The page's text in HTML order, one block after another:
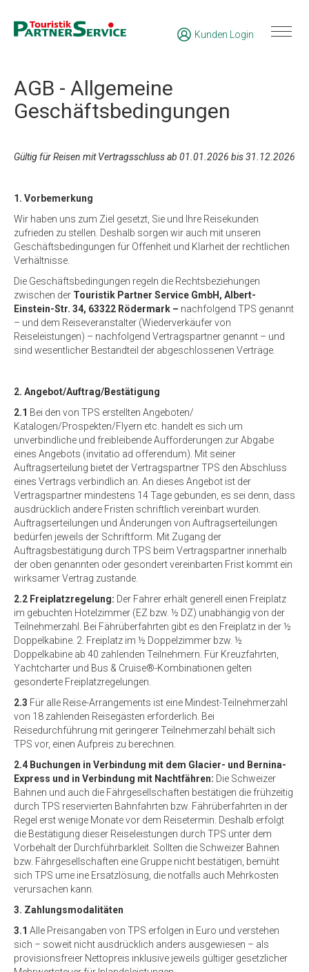
Kunden Login
AGB - Allgemeine
Geschäftsbedingungen
Gültig für Reisen mit Vertragsschluss ab 01.01.2026 bis 31.12.2026
1. Vorbemerkung
Wir haben uns zum Ziel gesetzt, Sie und Ihre Reisekunden
zufrieden zu stellen. Deshalb sorgen wir auch mit unseren
Geschäftsbedingungen für Offenheit und Klarheit der rechtlichen
Verhältnisse.
Die Geschäftsbedingungen regeln die Rechtsbeziehungen
zwischen der Touristik Partner Service GmbH, Albert-
Einstein-Str. 34, 63322 Rödermark – nachfolgend TPS genannt
– und dem Reiseveranstalter (Wiederverkäufer von
Reiseleistungen) – nachfolgend Vertragspartner genannt – und
sind wesentlicher Bestandteil der abgeschlossenen Verträge.
2. Angebot/Auftrag/Bestätigung
2.1 Bei den von TPS erstellten Angeboten/
Katalogen/Prospekten/Flyern etc. handelt es sich um
unverbindliche und freibleibende Aufforderungen zur Abgabe
eines Angebots (invitatio ad offerendum). Mit seiner
Auftragserteilung bietet der Vertragspartner TPS den Abschluss
eines Vertrags verbindlich an. An dieses Angebot ist der
Vertragspartner mindestens 14 Tage gebunden, es sei denn, dass
ausdrücklich andere Fristen schriftlich vereinbart wurden.
Auftragserteilungen und Änderungen von Auftragserteilungen
bedürfen jeweils der Schriftform. Mit Zugang der
Auftragsbestätigung durch TPS beim Vertragspartner innerhalb
der oben genannten oder gesondert vereinbarten Frist kommt ein
wirksamer Vertrag zustande.
2.2 Freiplatzregelung: Der Fahrer erhält generell einen Freiplatz
im gebuchten Hotelzimmer (EZ bzw. ½ DZ) unabhängig von der
Teilnehmerzahl. Bei Fährüberfahrten gibt es den Freiplatz in der ½
Doppelkabine. 2. Freiplatz im ½ Doppelzimmer bzw. ½
Doppelkabine ab 40 zahlenden Teilnehmern. Für Kreuzfahrten,
Yachtcharter und Bus & Cruise®-Kombinationen gelten
gesonderte Freiplatzregelungen.
2.3 Für alle Reise-Arrangements ist eine Mindest-Teilnehmerzahl
von 18 zahlenden Reisegästen erforderlich. Bei
Reisedurchführung mit geringerer Teilnehmerzahl behält sich
TPS vor, einen Aufpreis zu berechnen.
2.4 Buchungen in Verbindung mit dem Glacier- und Bernina-
Express und in Verbindung mit Nachtfähren: Die Schweizer
Bahnen und auch die Fährgesellschaften bestätigen die frühzeitig
durch TPS reservierten Bahnfahrten bzw. Fährüberfahrten in der
Regel erst wenige Monate vor dem Reisetermin. Deshalb erfolgt
die Bestätigung dieser Reiseleistungen durch TPS unter dem
Vorbehalt der Durchführbarkleit. Sollten die Schweizer Bahnen
bzw. Fährgesellschaften eine Gruppe nicht bestätigen, bemüht
sich TPS ume ine Ersatzlösung, die notfalls auch Mehrkosten
verursachen kann.
3. Zahlungsmodalitäten
3.1 Alle Preisangaben von TPS erfolgen in Euro und verstehen
sich – soweit nicht ausdrücklich anders ausgewiesen – als
provisionsfreier Nettopreis inklusive jeweils gültiger gesetzlicher